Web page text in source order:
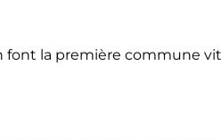
la première commune